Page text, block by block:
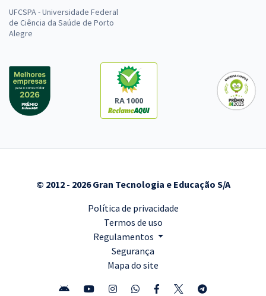
UFCSPA - Universidade Federal
de Ciência da Saúde de Porto
Alegre
RA 1000
© 2012 - 2026 Gran Tecnologia e Educação S/A
Política de privacidade
Termos de uso
Regulamentos
Segurança
Mapa do site